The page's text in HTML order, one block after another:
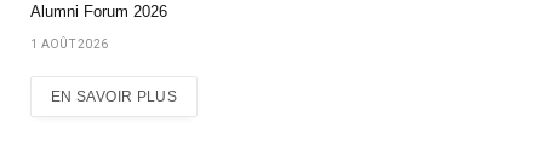
Alumni Forum 2026
1 AOÛT 2026
EN SAVOIR PLUS